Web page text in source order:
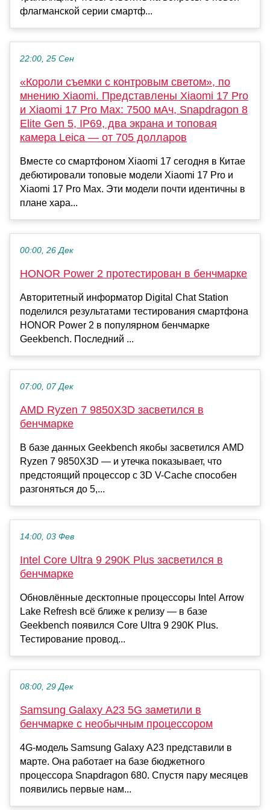
флагманской серии смартф...
22:00, 25 Сен
«Короли съемки с контровым светом», по
мнению Xiaomi. Представлены Xiaomi 17 Pro
и Xiaomi 17 Pro Max: 7500 мАч, Snapdragon 8
Elite Gen 5, IP69, два экрана и топовая
камера Leica — от 705 долларов
Вместе со смартфоном Xiaomi 17 сегодня в Китае
дебютировали топовые модели Xiaomi 17 Pro и
Xiaomi 17 Pro Max. Эти модели почти идентичны в
плане хара...
00:00, 26 Дек
HONOR Power 2 протестирован в бенчмарке
Авторитетный информатор Digital Chat Station
поделился результатами тестирования смартфона
HONOR Power 2 в популярном бенчмарке
Geekbench. Последний ...
07:00, 07 Дек
AMD Ryzen 7 9850X3D засветился в
бенчмарке
В базе данных Geekbench якобы засветился AMD
Ryzen 7 9850X3D — и утечка показывает, что
предстоящий процессор с 3D V-Cache способен
разгоняться до 5,...
14:00, 03 Фев
Intel Core Ultra 9 290K Plus засветился в
бенчмарке
Обновлённые десктопные процессоры Intel Arrow
Lake Refresh всё ближе к релизу — в базе
Geekbench появился Core Ultra 9 290K Plus.
Тестирование провод...
08:00, 29 Дек
Samsung Galaxy A23 5G заметили в
бенчмарке с необычным процессором
4G-модель Samsung Galaxy A23 представили в
марте. Она работает на базе бюджетного
процессора Snapdragon 680. Спустя пару месяцев
появились первые нам...